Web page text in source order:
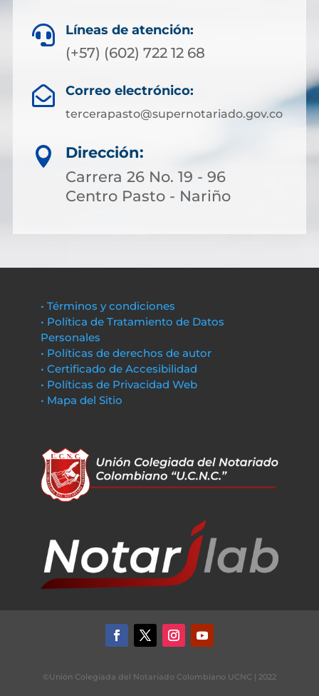
 Líneas de atención:
(+57) (602) 722 12 68
 Correo electrónico:
tercerapasto@supernotariado.gov.co

Dirección:
Carrera 26 No. 19 - 96
Centro Pasto - Nariño
• Términos y condiciones
• Política de Tratamiento de Datos
Personales
• Políticas de derechos de autor
• Certificado de Accesibilidad
• Políticas de Privacidad Web
• Mapa del Sitio
©Unión Colegiada del Notariado Colombiano UCNC | 2022